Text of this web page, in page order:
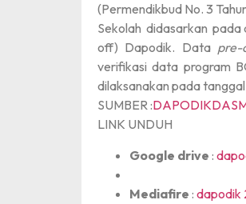
(Permendikbud No. 3
Sekolah didasarkan
off) Dapodik. Data
verifikasi data program
dilaksanakan pada
SUMBER :
LINK UNDUH
Google drive :
Mediafire : dapodik